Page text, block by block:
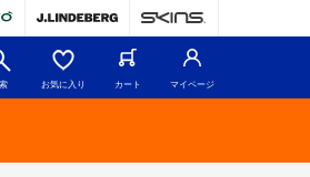
お気に入り カート マイページ